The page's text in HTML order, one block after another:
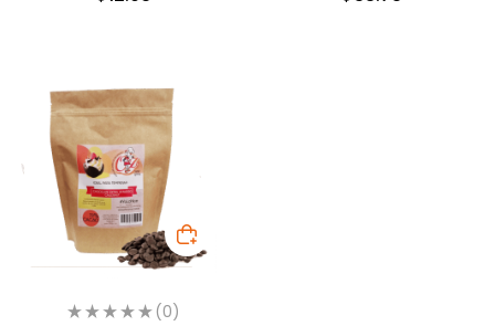
(0)